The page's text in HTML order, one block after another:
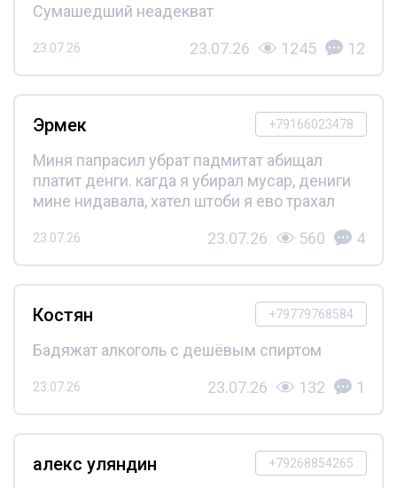
Сумашедший неадекват
23.07.26 23.07.26 1245 12
+79166023478
Эрмек
Миня папрасил убрат падмитат абищал
платит денги. кагда я убирал мусар, дениги
мине нидавала, хател штоби я ево трахал
23.07.26 23.07.26 560 4
+79779768584
Костян
Бадяжат алкоголь с дешёвым спиртом
23.07.26 23.07.26 132 1
+79268854265
алекс уляндин